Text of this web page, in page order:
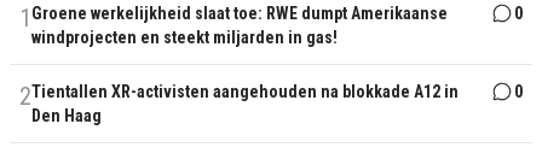
1 Groene werkelijkheid slaat toe: RWE dumpt Amerikaanse
windprojecten en steekt miljarden in gas!
0
2Tientallen XR-activisten aangehouden na blokkade A12 in
Den Haag
0